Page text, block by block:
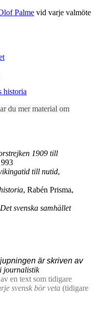
Palme vid varje valmöte
historia
du mer material om
1909 till
till nutid,
, Rabén Prisma,
Det svenska samhället
är skriven av
journalistik
en text som tidigare
svensk bör veta (tidigare